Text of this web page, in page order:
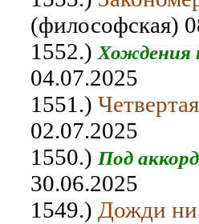
(философская)
1552.) Хождения
04.07.2025
1551.)
02.07.2025
1550.) Под
30.06.2025
1549.) Дожди